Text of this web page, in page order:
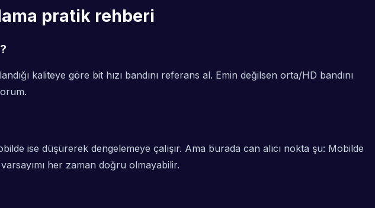
pratik rehberi
kaliteye göre bit hızı bandını referans al. Emin değilsen orta/HD bandını
ise düşürerek dengelemeye çalışır. Ama burada can alıcı nokta şu: Mobilde
her zaman doğru olmayabilir.